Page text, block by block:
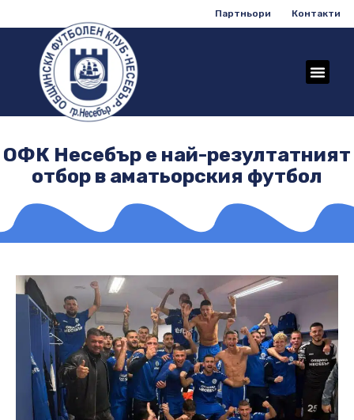
Партньори Контакти
ОФК Несебър е най-резултатният
отбор в аматьорския футбол